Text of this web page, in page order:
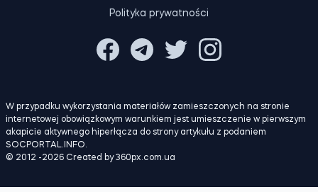
O projekcie
Polityka prywatności
W przypadku wykorzystania materiałów zamieszczonych na stronie
internetowej obowiązkowym warunkiem jest umieszczenie w pierwszym
akapicie aktywnego hiperłącza do strony artykułu z podaniem
© 2012 -2026 Created by 360px.com.ua